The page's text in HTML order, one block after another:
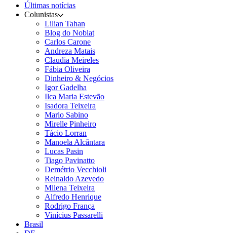
Últimas notícias
Colunistas
Lilian Tahan
Blog do Noblat
Carlos Carone
Andreza Matais
Claudia Meireles
Fábia Oliveira
Dinheiro & Negócios
Igor Gadelha
Ilca Maria Estevão
Isadora Teixeira
Mario Sabino
Mirelle Pinheiro
Tácio Lorran
Manoela Alcântara
Lucas Pasin
Tiago Pavinatto
Demétrio Vecchioli
Reinaldo Azevedo
Milena Teixeira
Alfredo Henrique
Rodrigo França
Vinícius Passarelli
Brasil